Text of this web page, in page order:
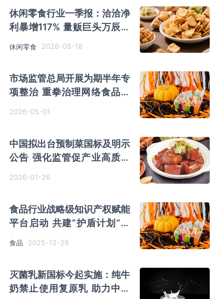
休闲零食行业一季报：洽洽净
利暴增117% 量贩巨头万辰集
休闲零食 2026-05-18
市场监管总局开展为期半年专
项整治 重拳治理网络食品销
2026-05-01
中国拟出台预制菜国标及明示
公告 强化监管促产业高质量
2026-01-26
食品行业战略级知识产权赋能
平台启动 共建“护盾计划”护
航产业创新
食品 2025-12-29
灭菌乳新国标今起实施：纯牛
奶禁止使用复原乳 助力中国